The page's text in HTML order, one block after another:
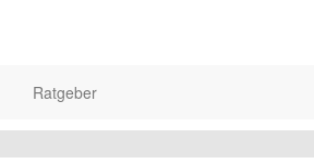
Ratgeber